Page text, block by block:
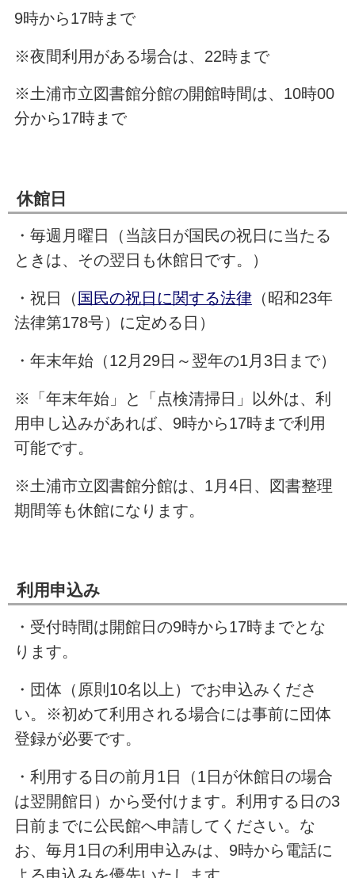
9時から17時まで
※夜間利用がある場合は、22時まで
※土浦市立図書館分館の開館時間は、10時00
分から17時まで
休館日
・毎週月曜日（当該日が国民の祝日に当たる
ときは、その翌日も休館日です。）
・祝日（ 国民の祝日に関する法律（昭和23年
法律第178号）に定める日）
・年末年始（12月29日～翌年の1月3日まで）
※「年末年始」と「点検清掃日」以外は、利
用申し込みがあれば、9時から17時まで利用
可能です。
※土浦市立図書館分館は、1月4日、図書整理
期間等も休館になります。
利用申込み
・受付時間は開館日の9時から17時までとな
ります。
・団体（原則10名以上）でお申込みくださ
い。※初めて利用される場合には事前に団体
登録が必要です。
・利用する日の前月1日（1日が休館日の場合
は翌開館日）から受付けます。利用する日の3
日前までに公民館へ申請してください。な
お、毎月1日の利用申込みは、9時から電話に